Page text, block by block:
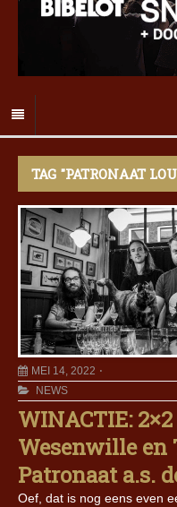
TAG "PATRONAAT
MEI 14, 2022
NEWS
WINACTIE:
Wesenwille en
Patronaat a.s.
Oef, dat is nog eens even